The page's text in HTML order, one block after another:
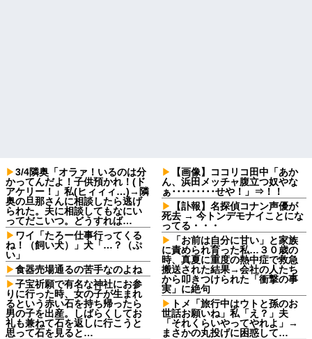
3/4隣奥「オラァ！いるのは分
かってんだよ！子供預かれ！(ド
アケリー！」私(ヒィィィ…)→隣
奥の旦那さんに相談したら逃げ
られた。夫に相談してもなにい
ってだこいつ。どうすれば…
ワイ「たろー仕事行ってくる
ね！（飼い犬）」犬「…？（ぷ
い」
食器売場通るの苦手なのよね
子宝祈願で有名な神社にお参
りに行った時、女の子が生まれ
るという赤い石を持ち帰ったら
男の子を出産。しばらくしてお
礼も兼ねて石を返しに行こうと
思って石を見ると…
【画像】ココリコ田中「あか
ん、浜田メッチャ腹立つ奴やな
ぁ･････････せや！」⇒！！
【訃報】名探偵コナン声優が
死去 → 今トンデモナイことにな
ってる・・・
「お前は自分に甘い」と家族
に責められ育った私…３０歳の
時、真夏に重度の熱中症で救急
搬送された結果→会社の人たち
から叩きつけられた「衝撃の事
実」に絶句
トメ「旅行中はウトと孫のお
世話お願いね」私「え？」夫
「それくらいやってやれよ」→
まさかの丸投げに困惑して…